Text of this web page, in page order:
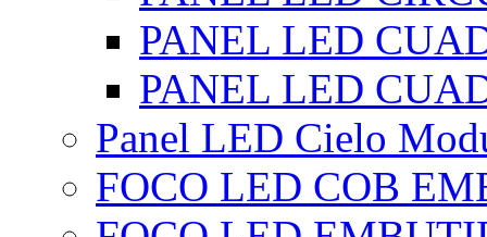
PANEL LED
PANEL LED
Panel LED Cielo
FOCO LED COB